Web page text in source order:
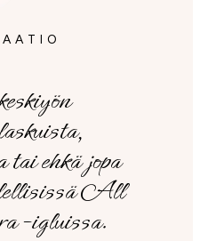
ehkä jopa
All
-igluissa.